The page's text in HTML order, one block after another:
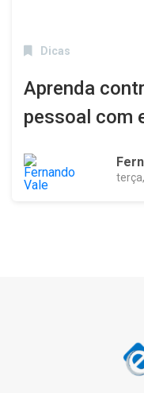
Dicas
Aprenda
pessoal com